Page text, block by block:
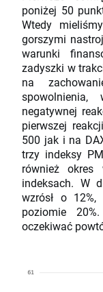
poniżej 50
Wtedy
gorszymi
warunki
zadyszki w
na
negatywnej
pierwszej
500 jak i na
trzy indeksy
również okres
indeksach. W
wzrósł o
poziomie
oczekiwać